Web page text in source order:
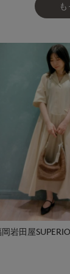
も
岩田屋